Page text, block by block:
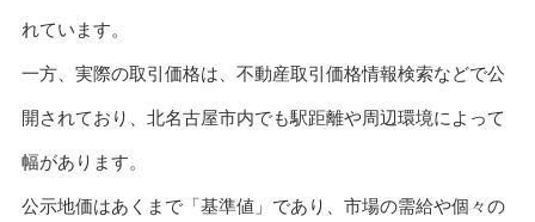
れています。
一方、実際の取引価格は、不動産取引価格情報検索などで公
開されており、北名古屋市内でも駅距離や周辺環境によって
幅があります。
公示地価はあくまで「基準値」であり、市場の需給や個々の